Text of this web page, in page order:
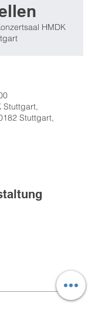
HMDK
Stuttgart,
Stuttgart,